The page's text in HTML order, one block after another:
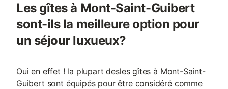
Les gîtes à Mont-Saint-Guibert
sont-ils la meilleure option pour
un séjour luxueux?
Oui en effet ! la plupart desles gîtes à Mont-Saint-
Guibert sont équipés pour être considéré comme